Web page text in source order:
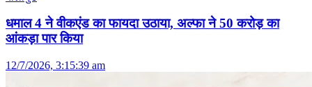
धमाल 4 ने वीकएंड का फायदा उठाया, अल्फा ने 50 करोड़ का
आंकड़ा पार किया
12/7/2026, 3:15:39 am